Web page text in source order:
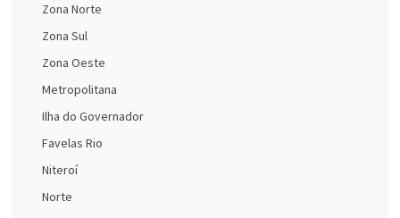
Zona Norte
Zona Sul
Zona Oeste
Metropolitana
Ilha do Governador
Favelas Rio
Niteroí
Norte